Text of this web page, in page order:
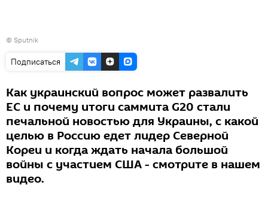
© Sputnik
Подписаться
Как украинский вопрос может развалить
ЕС и почему итоги саммита G20 стали
печальной новостью для Украины, с какой
целью в Россию едет лидер Северной
Кореи и когда ждать начала большой
войны с участием США - смотрите в нашем
видео.